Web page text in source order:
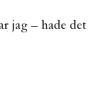
jag – hade det